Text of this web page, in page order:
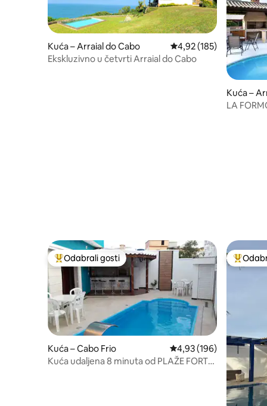
Kuća – Arraial do Cabo Prosječna ocjena:
4,92 (185)
Ekskluzivno u četvrti Arraial do Cabo
Kuća –
LA
Među najviše rangiranima s oznakom „Odabrali gosti”
Odabrali gosti
Kuća – Cabo Frio Prosječna ocjena:
4,93 (196)
Kuća udaljena 8 minuta od PLAŽE FORTE
Među